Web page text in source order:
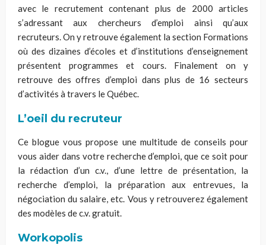
avec le recrutement contenant plus de 2000 articles
s’adressant aux chercheurs d’emploi ainsi qu’aux
recruteurs. On y retrouve également la section Formations
où des dizaines d’écoles et d’institutions d’enseignement
présentent programmes et cours. Finalement on y
retrouve des offres d’emploi dans plus de 16 secteurs
d’activités à travers le Québec.
L’oeil du recruteur
Ce blogue vous propose une multitude de conseils pour
vous aider dans votre recherche d’emploi, que ce soit pour
la rédaction d’un c.v., d’une lettre de présentation, la
recherche d’emploi, la préparation aux entrevues, la
négociation du salaire, etc. Vous y retrouverez également
des modèles de c.v. gratuit.
Workopolis